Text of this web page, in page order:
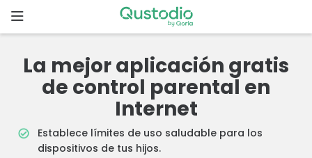
to
content
Comenzar
¿Por qué
elegir
La mejor aplicación gratis
de control parental en
Internet
Establece límites de uso saludable para los
dispositivos de tus hijos.